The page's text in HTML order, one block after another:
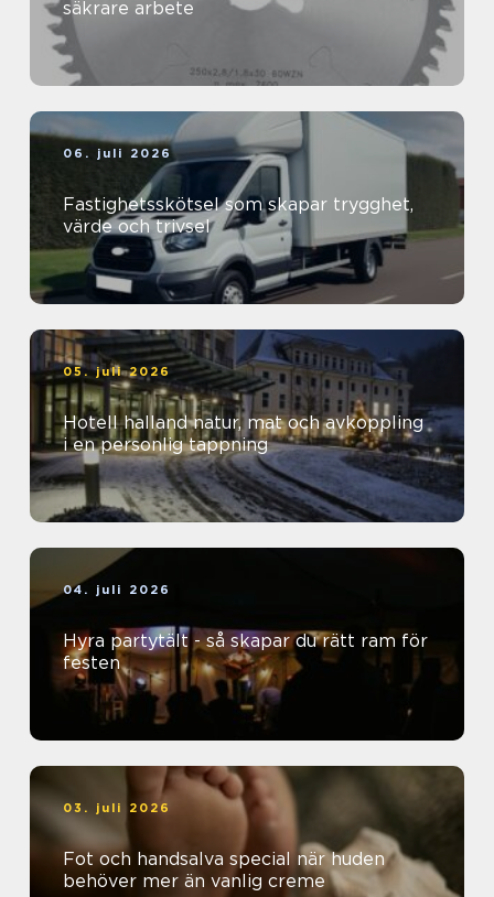
säkrare arbete
06. juli 2026
Fastighetsskötsel som skapar trygghet,
värde och trivsel
05. juli 2026
Hotell halland natur, mat och avkoppling
i en personlig tappning
04. juli 2026
Hyra partytält - så skapar du rätt ram för
festen
03. juli 2026
Fot och handsalva special när huden
behöver mer än vanlig creme